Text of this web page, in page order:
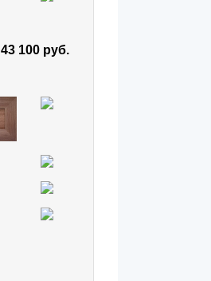
43 100 руб.